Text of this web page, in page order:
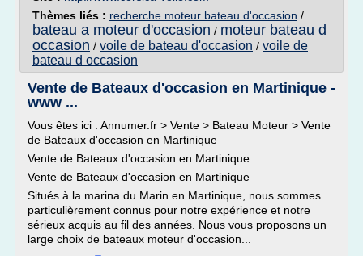
Thèmes liés : recherche moteur bateau d'occasion /
bateau a moteur d'occasion / moteur bateau d
occasion / voile de bateau d'occasion / voile de
bateau d occasion
Vente de Bateaux d'occasion en Martinique -
www ...
Vous êtes ici : Annumer.fr > Vente > Bateau Moteur > Vente
de Bateaux d'occasion en Martinique
Vente de Bateaux d'occasion en Martinique
Vente de Bateaux d'occasion en Martinique
Situés à la marina du Marin en Martinique, nous sommes
particulièrement connus pour notre expérience et notre
sérieux acquis au fil des années. Nous vous proposons un
large choix de bateaux moteur d'occasion...